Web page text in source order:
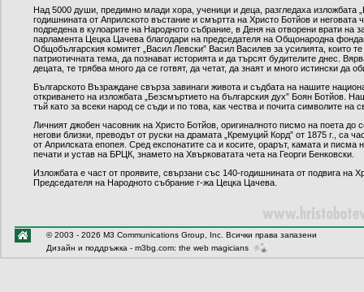
Над 5000 души, предимно млади хора, ученици и деца, разгледаха изложбата
годишнината от Априлското въстание и смъртта на Христо Ботйов и неговата
подредена в кулоарите на Народното събрание, в Деня на отворени врати на
парламента Цецка Цачева благодари на председателя на Общонародна
Общобългарския комитет „Васил Левски” Васил Василев за усилията, които те
патриотичната тема, да познават историята и да търсят будителите днес.
децата, те трябва много да се готвят, да четат, да знаят и много истински да
Българското Възраждане свърза завинаги живота и съдбата на нашите
откриването на изложбата „Безсмъртието на българския дух” Боян Ботйов.
тъй като за всеки народ се съди и по това, как чества и почита символите на
Личният джобен часовник на Христо Ботйов, оригиналното писмо на поета
негови близки, преводът от руски на драмата „Кремуций Корд” от 1875 г., са
от Априлската епопея. Сред експонатите са и косите, орарът, камата и
печати и устав на БРЦК, знамето на Хвърковатата чета на Георги Бенковски.
Изложбата е част от проявите, свързани със 140-годишнината от подвига на
Председателя на Народното събрание г-жа Цецка Цачева.
© 2003 - 2026 M3 Communications Group, Inc. Всички права запазени
Дизайн и поддръжка - m3bg.com: the web magicians